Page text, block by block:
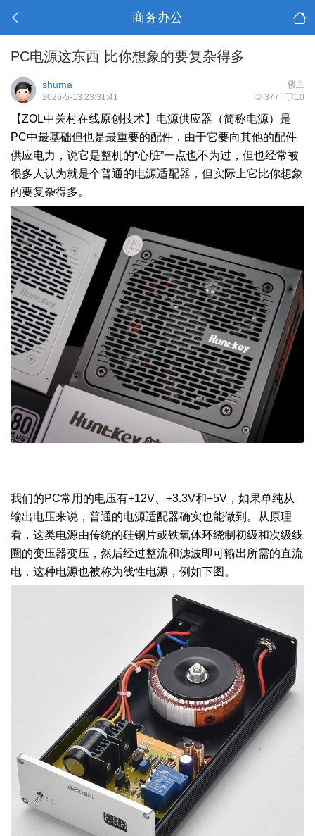
商务办公
PC电源这东西 比你想象的要复杂得多
楼主
shuma
377 10
2026-5-13 23:31:41
【ZOL中关村在线原创技术】电源供应器（简称电源）是
PC中最基础但也是最重要的配件，由于它要向其他的配件
供应电力，说它是整机的“心脏”一点也不为过，但也经常被
很多人认为就是个普通的电源适配器，但实际上它比你想象
的要复杂得多。
我们的PC常用的电压有+12V、+3.3V和+5V，如果单纯从
输出电压来说，普通的电源适配器确实也能做到。从原理
看，这类电源由传统的硅钢片或铁氧体环绕制初级和次级线
圈的变压器变压，然后经过整流和滤波即可输出所需的直流
电，这种电源也被称为线性电源，例如下图。